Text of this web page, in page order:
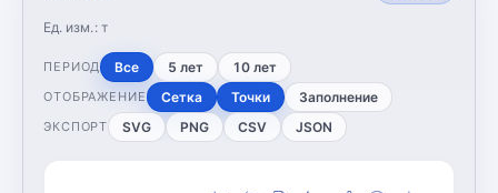
Ед. изм.: т
ПЕРИОД Все 5 лет 10 лет
ОТОБРАЖЕНИЕ Сетка Точки Заполнение
ЭКСПОРТ SVG PNG CSV JSON